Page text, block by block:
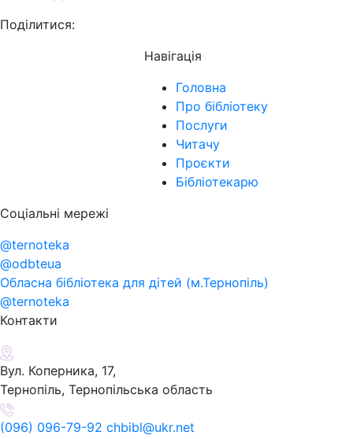
Поділитися:
Навігація
Головна
Про бібліотеку
Послуги
Читачу
Проєкти
Бібліотекарю
Соціальні мережі
@ternoteka
@odbteua
Обласна бібліотека для дітей (м.Тернопіль)
@ternoteka
Контакти
Вул. Коперника, 17,
Тернопіль, Тернопільська область
(096) 096-79-92 chbibl@ukr.net